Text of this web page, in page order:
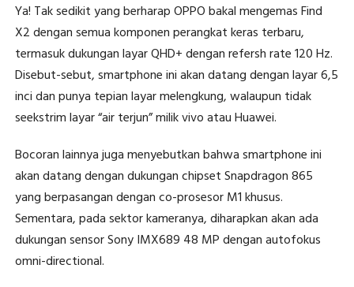
Ya! Tak sedikit yang berharap OPPO bakal mengemas Find
X2 dengan semua komponen perangkat keras terbaru,
termasuk dukungan layar QHD+ dengan refersh rate 120 Hz.
Disebut-sebut, smartphone ini akan datang dengan layar 6,5
inci dan punya tepian layar melengkung, walaupun tidak
seekstrim layar “air terjun” milik vivo atau Huawei.
Bocoran lainnya juga menyebutkan bahwa smartphone ini
akan datang dengan dukungan chipset Snapdragon 865
yang berpasangan dengan co-prosesor M1 khusus.
Sementara, pada sektor kameranya, diharapkan akan ada
dukungan sensor Sony IMX689 48 MP dengan autofokus
omni-directional.